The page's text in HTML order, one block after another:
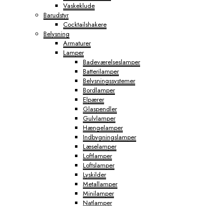
Vaskeklude
Barudstyr
Cocktailshakere
Belysning
Armaturer
Lamper
Badeværelseslamper
Batterilamper
Belysningssystemer
Bordlamper
Elpærer
Glaspendler
Gulvlamper
Hængelamper
Indbygningslamper
Læselamper
Loftlamper
Loftslamper
Lyskilder
Metallamper
Minilamper
Natlamper